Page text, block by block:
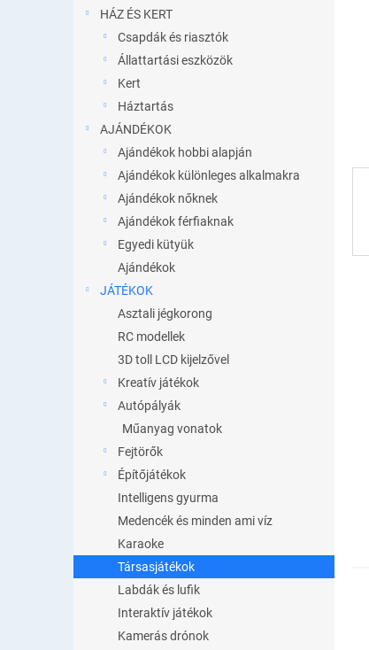
HÁZ ÉS KERT
Csapdák és riasztók
Állattartási eszközök
Kert
Háztartás
AJÁNDÉKOK
Ajándékok hobbi alapján
Ajándékok különleges alkalmakra
Ajándékok nőknek
Ajándékok férfiaknak
Egyedi kütyük
Ajándékok
JÁTÉKOK
Asztali jégkorong
RC modellek
3D toll LCD kijelzővel
Kreatív játékok
Autópályák
Műanyag vonatok
Fejtörők
Építőjátékok
Intelligens gyurma
Medencék és minden ami víz
Karaoke
Társasjátékok
Labdák és lufik
Interaktív játékok
Kamerás drónok